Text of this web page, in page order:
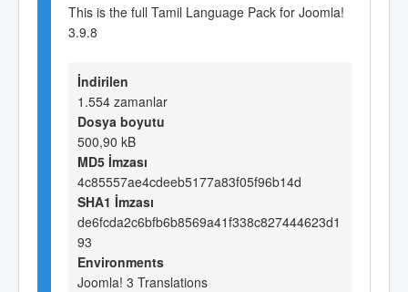
This is the full Tamil Language Pack for Joomla!
3.9.8
İndirilen
1.554 zamanlar
Dosya boyutu
500,90 kB
MD5 İmzası
4c85557ae4cdeeb5177a83f05f96b14d
SHA1 İmzası
de6fcda2c6bfb6b8569a41f338c827444623d1
93
Environments
Joomla! 3 Translations